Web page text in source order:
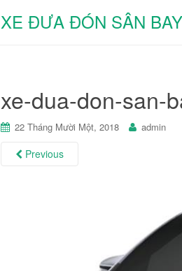
XE ĐƯA ĐÓN SÂN BAY
xe-dua-don-san-
22 Tháng Mười Một, 2018 admin
Previous